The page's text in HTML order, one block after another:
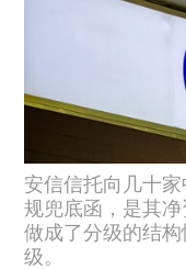
安信信托向几十
规兜底函，是其
做成了分级的结
级。